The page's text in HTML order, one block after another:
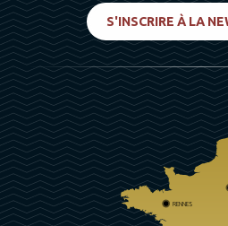
S'INSCRIRE À LA
RENNES